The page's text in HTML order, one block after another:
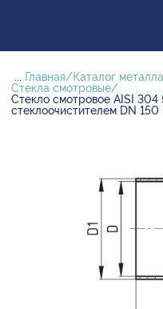
... Главная Каталог металла
Стекла смотровые
Стекло смотровое AISI 304
стеклоочистителем DN 150